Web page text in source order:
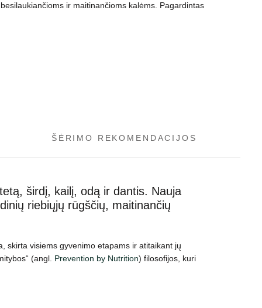
ir maitinančioms kalėms. Pagardintas
ŠĖRIMO REKOMENDACIJOS
širdį, kailį, odą ir dantis. Nauja
riebiųjų rūgščių, maitinančių
skirta visiems gyvenimo etapams ir atitaikant jų
(angl. Prevention by Nutrition) filosofijos, kuri